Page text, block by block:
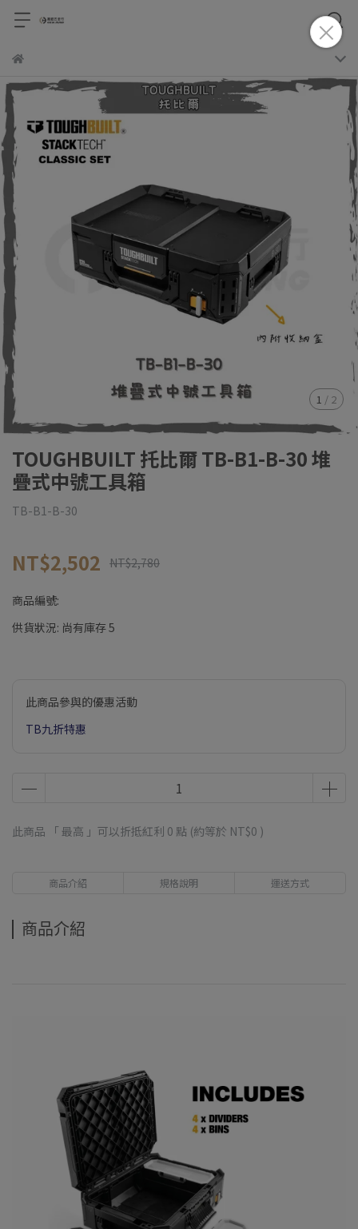
1 / 2
TOUGHBUILT 托比爾 TB-B1-B-30 堆
疊式中號工具箱
TB-B1-B-30
NT$2,502 NT$2,780
商品編號:
供貨狀況: 尚有庫存 5
此商品參與的優惠活動
TB九折特惠
此商品 「 最高 」可以折抵紅利 0 點 (約等於 NT$0 )
商品介紹 規格說明 運送方式
商品介紹